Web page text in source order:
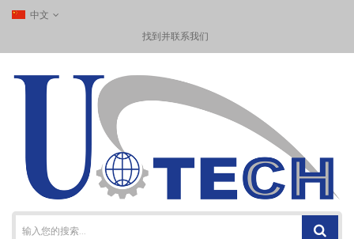
中文
找到并联系我们